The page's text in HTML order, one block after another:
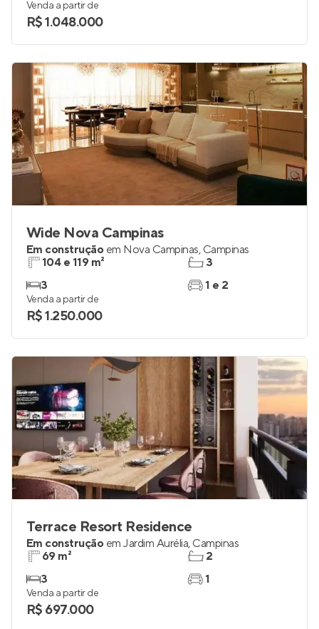
Venda a partir de
R$ 1.048.000
Wide Nova Campinas
Em construção em Nova Campinas, Campinas
104 e 119 m²
3
3
1 e 2
Venda a partir de
R$ 1.250.000
Terrace Resort Residence
Em construção em Jardim Aurélia, Campinas
69 m²
3
2
1
Venda a partir de
R$ 697.000